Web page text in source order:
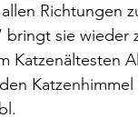
Richtungen
sie wieder
Katzenältesten
Katzenhimmel